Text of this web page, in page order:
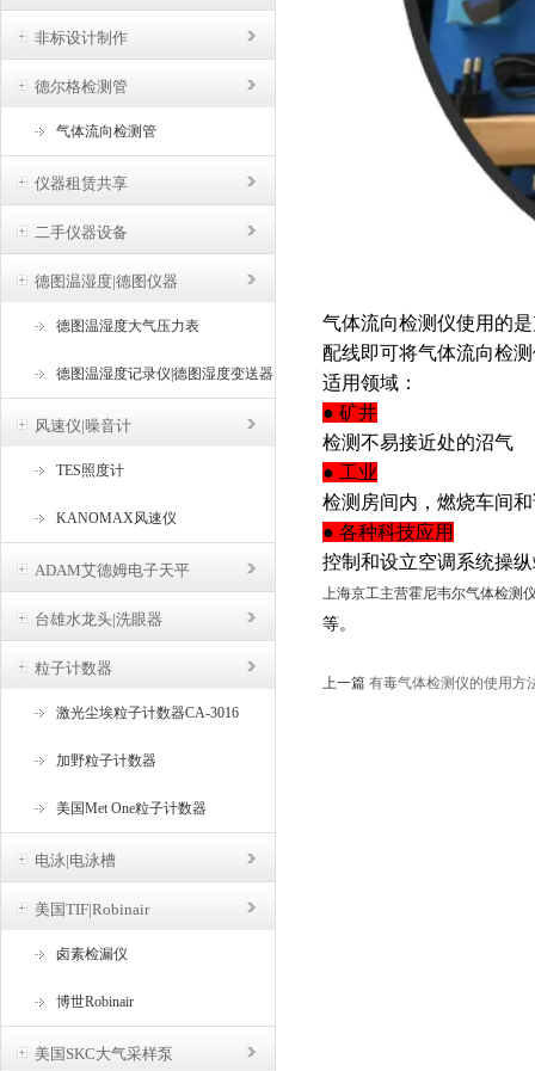
非标设计制作
德尔格检测管
气体流向检测管
仪器租赁共享
二手仪器设备
德图温湿度|德图仪器
德图温湿度大气压力表
德图温湿度记录仪|德图湿度变送器
风速仪|噪音计
TES照度计
KANOMAX风速仪
ADAM艾德姆电子天平
台雄水龙头|洗眼器
粒子计数器
激光尘埃粒子计数器CA-3016
加野粒子计数器
美国Met One粒子计数器
电泳|电泳槽
美国TIF|Robinair
卤素检漏仪
博世Robinair
美国SKC大气采样泵
气体流向检测仪使用的
配线即可将气体流向检
适用领域：
● 矿井
检测不易接近处的沼气
● 工业
检测房间内，燃烧车间
● 各种科技应用
控制和设立空调系统操
上海京工主营霍尼韦尔气体检测
等。
上一篇 有毒气体检测仪的使用方